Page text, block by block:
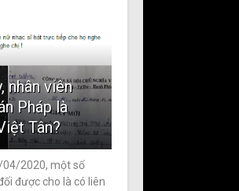
nhân viên
Pháp là
Tân?
04/2020, một số
được cho là có liên